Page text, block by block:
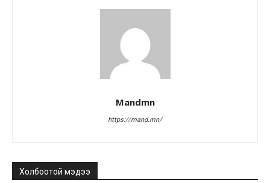
Mandmn
https://mand.mn/
Холбоотой мэдээ